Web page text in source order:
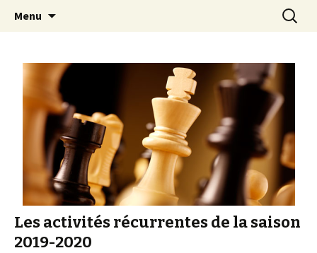
Club d échecs de l
agglomération
chambérienne
Les échecs pour tous
Menu
Les activités récurrentes de la saison
2019-2020